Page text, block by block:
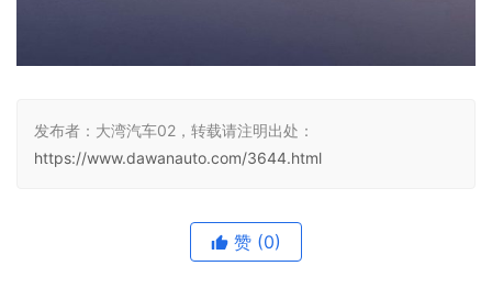
发布者：大湾汽车02，转载请注明出处：
https://www.dawanauto.com/3644.html
赞 (0)